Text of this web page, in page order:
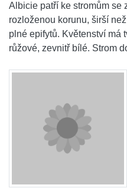
Albicie patří ke stromům se
rozloženou korunu, širší
plné epifytů. Květenství má
růžové, zevnitř bílé. Strom